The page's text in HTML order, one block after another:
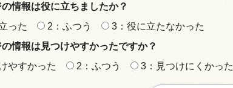
情報は役に立ちましたか？
った
2：ふつう
3：役に立たなかった
情報は見つけやすかったですか？
やすかった
2：ふつう 3：見つけにくかった